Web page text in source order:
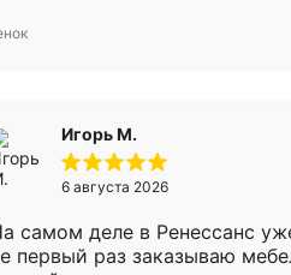
Игорь М.
6 августа 2026
самом деле в Ренессанс
первый раз заказываю